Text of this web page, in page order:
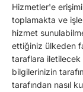
Hizmetler'e
toplamakta ve
hizmet
ettiğiniz ülkeden
taraflara iletilecek
bilgilerinizin
tarafından nasıl